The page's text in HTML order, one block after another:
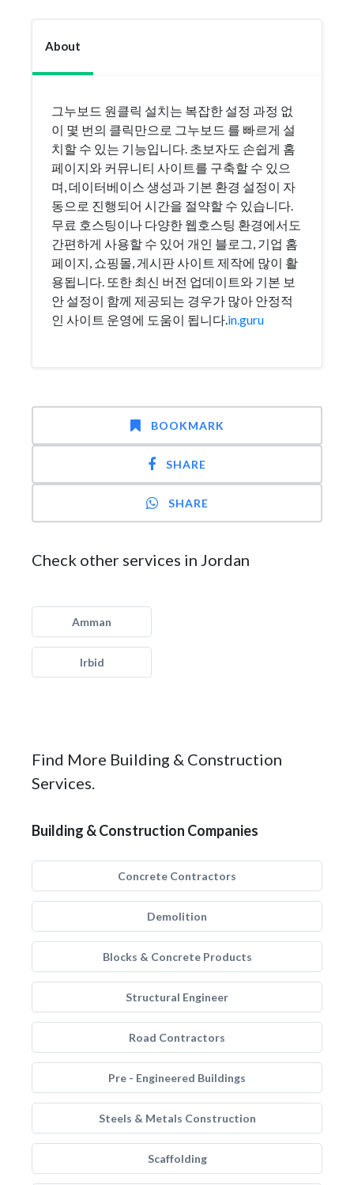
About
그누보드 원클릭 설치는 복잡한 설정 과정 없
이 몇 번의 클릭만으로 그누보드 를 빠르게 설
치할 수 있는 기능입니다. 초보자도 손쉽게 홈
페이지와 커뮤니티 사이트를 구축할 수 있으
며, 데이터베이스 생성과 기본 환경 설정이 자
동으로 진행되어 시간을 절약할 수 있습니다.
무료 호스팅이나 다양한 웹호스팅 환경에서도
간편하게 사용할 수 있어 개인 블로그, 기업 홈
페이지, 쇼핑몰, 게시판 사이트 제작에 많이 활
용됩니다. 또한 최신 버전 업데이트와 기본 보
안 설정이 함께 제공되는 경우가 많아 안정적
인 사이트 운영에 도움이 됩니다.in.guru
BOOKMARK
SHARE
SHARE
Check other services in Jordan
Amman
Irbid
Find More Building & Construction
Services.
Building & Construction Companies
Concrete Contractors
Demolition
Blocks & Concrete Products
Structural Engineer
Road Contractors
Pre - Engineered Buildings
Steels & Metals Construction
Scaffolding